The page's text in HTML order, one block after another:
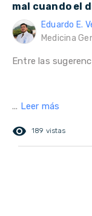
mal cuando el
Eduardo E.
Medicina
Entre las
... Leer más
remove_red_eye 189 vistas